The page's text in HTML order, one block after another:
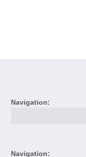
Navigation:
Navigation: